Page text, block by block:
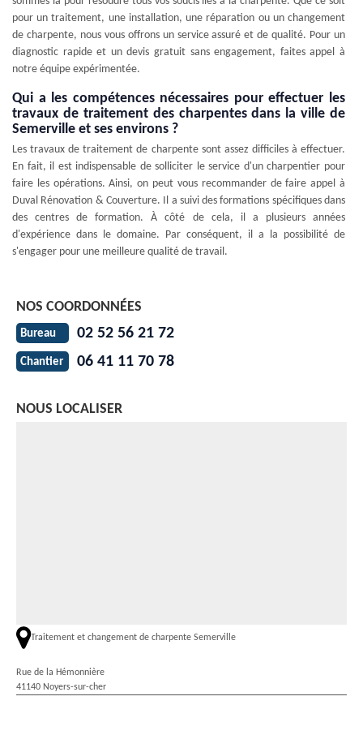
pour un traitement, une installation, une réparation ou un changement
de charpente, nous vous offrons un service assuré et de qualité. Pour un
diagnostic rapide et un devis gratuit sans engagement, faites appel à
notre équipe expérimentée.
Qui a les compétences nécessaires pour effectuer les
travaux de traitement des charpentes dans la ville de
Semerville et ses environs ?
Les travaux de traitement de charpente sont assez difficiles à effectuer.
En fait, il est indispensable de solliciter le service d'un charpentier pour
faire les opérations. Ainsi, on peut vous recommander de faire appel à
Duval Rénovation & Couverture. Il a suivi des formations spécifiques dans
des centres de formation. À côté de cela, il a plusieurs années
d'expérience dans le domaine. Par conséquent, il a la possibilité de
s'engager pour une meilleure qualité de travail.
NOS COORDONNÉES
Bureau 02 52 56 21 72
Chantier 06 41 11 70 78
NOUS LOCALISER
Traitement et changement de charpente Semerville
Rue de la Hémonnière
41140 Noyers-sur-cher